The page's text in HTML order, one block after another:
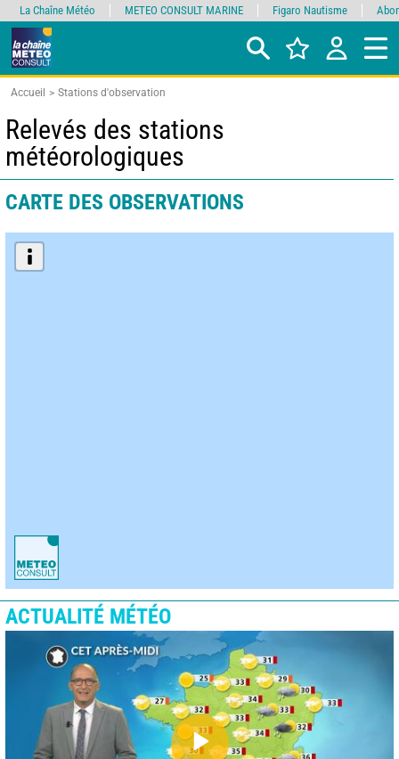
Accueil Stations d'observation
Relevés des stations
météorologiques
CARTE DES OBSERVATIONS
ACTUALITÉ MÉTÉO
La Chaîne Météo METEO CONSULT MARINE Figaro Nautisme